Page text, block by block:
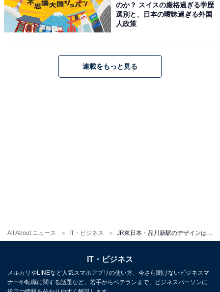
All About ニュース IT・ビジネス
宝積寺駅（栃木県／JR東北本線）
JR宝積寺駅入口（出典： All About
隈研吾氏がデザインしたもうひとつの駅は、栃木県にあ
のか？ スイスの厳格過ぎる学歴
選別と、日本の曖昧過ぎる外国
人政策
連載をもっと見る
IT・ビジネス
メルカリやLINEなど人気スマホアプリの使い方、今さら聞けないビジネスマ
ナーや転職に関する話題など、若手からベテランまで、ビジネスパーソンに